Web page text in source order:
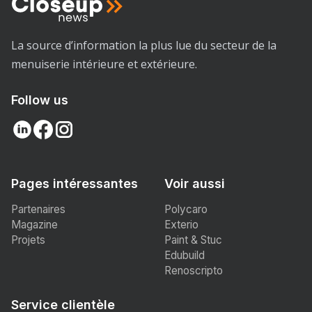
La source d’information la plus lue du secteur de la
menuiserie intérieure et extérieure.
Follow us
Pages intéressantes
Partenaires
Magazine
Projets
Voir aussi
Polycaro
Exterio
Paint & Stuc
Edubuild
Renoscripto
Service clientèle